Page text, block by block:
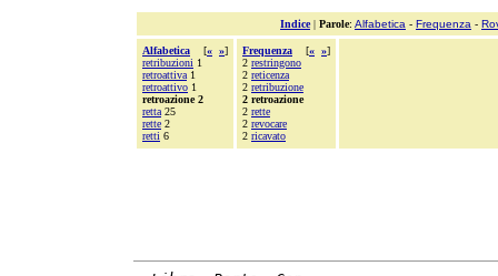
Indice| Parole: Alfabetica - Frequenza -
Alfabetica [« »]
retribuzioni 1
retroattiva 1
retroattivo 1
retroazione 2
retta 25
rette 2
retti 6
Frequenza [« »]
2 restringono
2 reticenza
2 retribuzione
2 retroazione
2 rette
2 revocare
2 ricavato